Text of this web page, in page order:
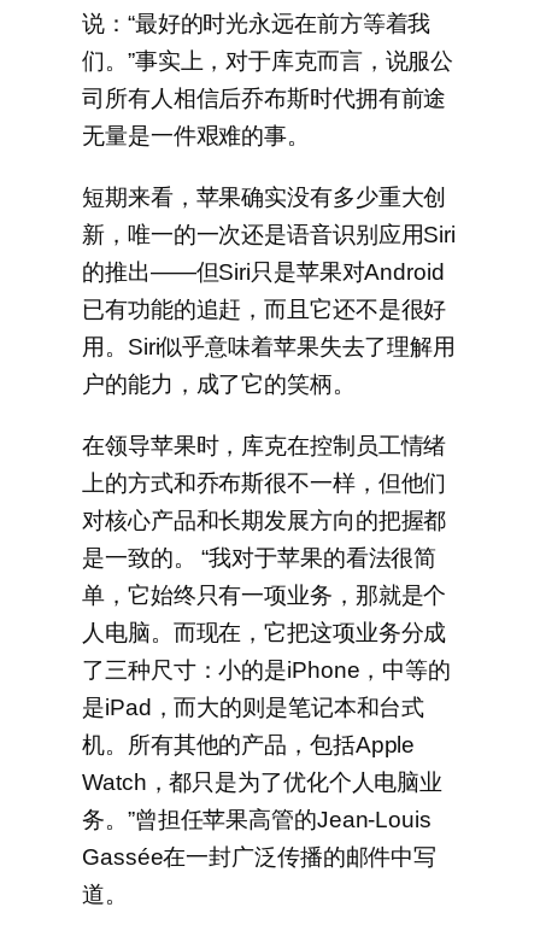
说：“最好的时光永远在前方等着我
们。”事实上，对于库克而言，说服公
司所有人相信后乔布斯时代拥有前途
无量是一件艰难的事。
短期来看，苹果确实没有多少重大创
新，唯一的一次还是语音识别应用Siri
的推出——但Siri只是苹果对Android
已有功能的追赶，而且它还不是很好
用。Siri似乎意味着苹果失去了理解用
户的能力，成了它的笑柄。
在领导苹果时，库克在控制员工情绪
上的方式和乔布斯很不一样，但他们
对核心产品和长期发展方向的把握都
是一致的。 “我对于苹果的看法很简
单，它始终只有一项业务，那就是个
人电脑。而现在，它把这项业务分成
了三种尺寸：小的是iPhone，中等的
是iPad，而大的则是笔记本和台式
机。所有其他的产品，包括Apple
Watch，都只是为了优化个人电脑业
务。”曾担任苹果高管的Jean-Louis
Gassée在一封广泛传播的邮件中写
道。